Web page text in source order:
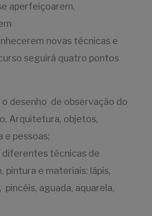
aperfeiçoarem,
novas técnicas e
seguirá quatro pontos
desenho de observação do
Arquitetura, objetos,
e pessoas;
diferentes técnicas de
pintura e materiais: lápis,
pincéis, aguada, aquarela,